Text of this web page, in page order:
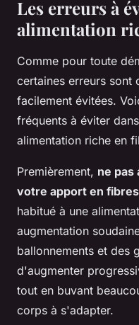
Les erreurs à
alimentation
Comme pour toute
certaines erreurs sont
facilement évitées.
fréquents à éviter
alimentation riche en
Premièrement, ne pas
votre apport en fibres
habitué à une
augmentation
ballonnements et des
d'augmenter
tout en buvant
corps à s'adapter.